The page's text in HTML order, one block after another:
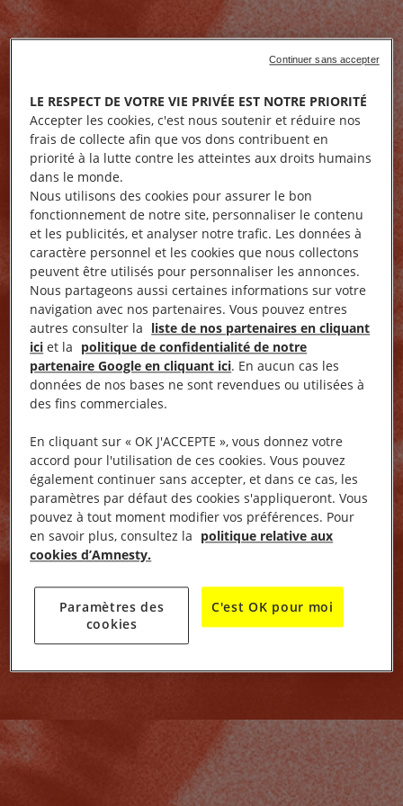
LE RESPECT DE VOTRE VIE PRIVÉE EST NOTRE PRIORITÉ
Accepter les cookies, c'est nous soutenir et réduire nos
frais de collecte afin que vos dons contribuent en
priorité à la lutte contre les atteintes aux droits humains
dans le monde.
Nous utilisons des cookies pour assurer le bon
fonctionnement de notre site, personnaliser le contenu
et les publicités, et analyser notre trafic. Les données à
caractère personnel et les cookies que nous collectons
peuvent être utilisés pour personnaliser les annonces.
Nous partageons aussi certaines informations sur votre
navigation avec nos partenaires. Vous pouvez entres
autres consulter la liste de nos partenaires en cliquant
ici et la politique de confidentialité de notre
partenaire Google en cliquant ici. En aucun cas les
données de nos bases ne sont revendues ou utilisées à
des fins commerciales.
En cliquant sur « OK J'ACCEPTE », vous donnez votre
accord pour l'utilisation de ces cookies. Vous pouvez
également continuer sans accepter, et dans ce cas, les
paramètres par défaut des cookies s'appliqueront. Vous
pouvez à tout moment modifier vos préférences. Pour
en savoir plus, consultez la politique relative aux
cookies d’Amnesty.
Paramètres des
cookies
C'est OK pour moi
Continuer sans accepter